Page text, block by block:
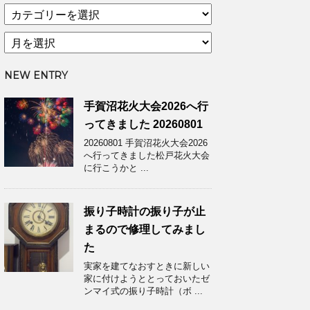
テ
ゴ
リ
ア
ー
イ
ブ
NEW ENTRY
手賀沼花火大会2026へ行
ってきました 20260801
20260801 手賀沼花火大会2026
へ行ってきました松戸花火大会
に行こうかと ...
振り子時計の振り子が止
まるので修理してみまし
た
実家を建てなおすときに新しい
家に付けようととっておいたゼ
ンマイ式の振り子時計（ボ ...